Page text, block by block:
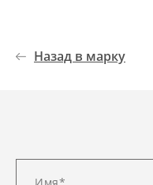
Назад в марку